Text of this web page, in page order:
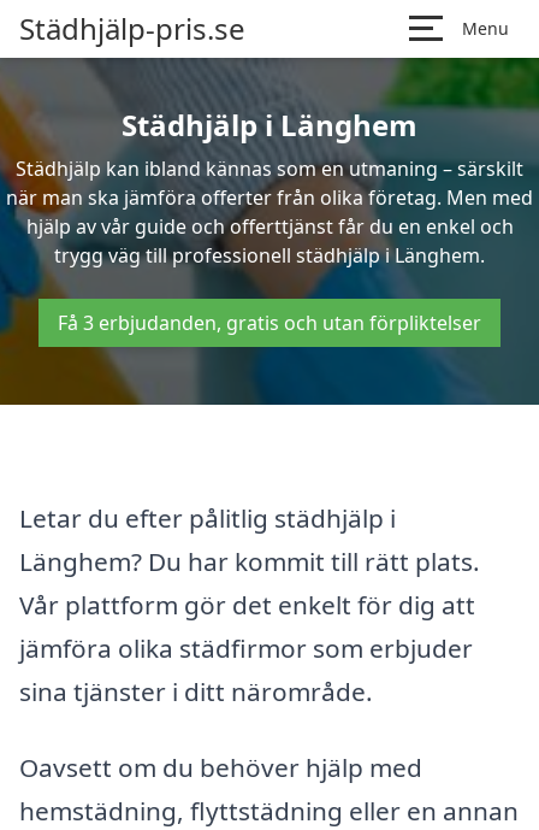
Städhjälp-pris.se Menu
Städhjälp i Länghem
Städhjälp kan ibland kännas som en utmaning – särskilt
när man ska jämföra offerter från olika företag. Men med
hjälp av vår guide och offerttjänst får du en enkel och
trygg väg till professionell städhjälp i Länghem.
Få 3 erbjudanden, gratis och utan förpliktelser
Letar du efter pålitlig städhjälp i
Länghem? Du har kommit till rätt plats.
Vår plattform gör det enkelt för dig att
jämföra olika städfirmor som erbjuder
sina tjänster i ditt närområde.
Oavsett om du behöver hjälp med
hemstädning, flyttstädning eller en annan